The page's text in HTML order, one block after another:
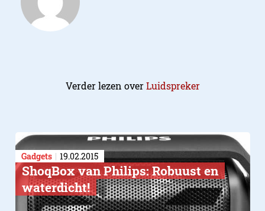
Verder lezen overLuidspreker
Gadgets 19.02.2015
ShoqBox van Philips: Robuust en
waterdicht!